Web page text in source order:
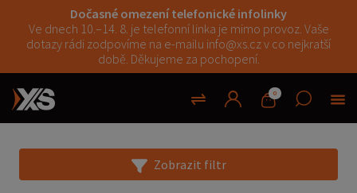
Dočasné omezení telefonické infolinky
Ve dnech 10.–14. 8. je telefonní linka je mimo provoz. Vaše
dotazy rádi zodpovíme na e-mailu info@xs.cz v co nejkratší
době. Děkujeme za pochopení.
0
Zobrazit filtr